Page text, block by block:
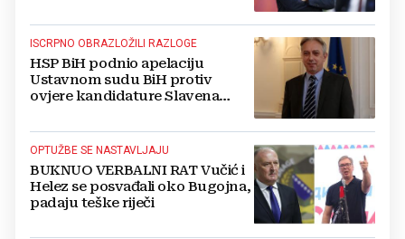
ISCRPNO OBRAZLOŽILI RAZLOGE
HSP BiH podnio apelaciju
Ustavnom sudu BiH protiv
ovjere kandidature Slavena
OPTUŽBE SE NASTAVLJAJU
BUKNUO VERBALNI RAT Vučić i
Helez se posvađali oko Bugojna,
padaju teške riječi